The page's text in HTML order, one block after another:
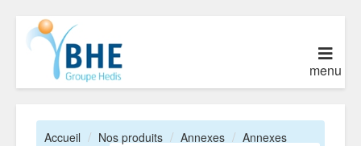
menu
Accueil Nos produits Annexes
Annexes